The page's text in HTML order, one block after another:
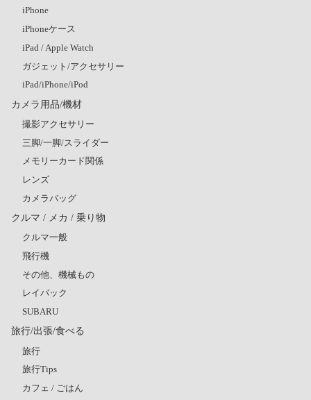
iPhone
iPhoneケース
iPad / Apple Watch
ガジェット/アクセサリー
iPad/iPhone/iPod
カメラ用品/機材
撮影アクセサリー
三脚/一脚/スライダー
メモリーカード関係
レンズ
カメラバッグ
クルマ / メカ / 乗り物
クルマ一般
飛行機
その他、機械もの
レイバック
SUBARU
旅行/出張/食べる
旅行
旅行Tips
カフェ / ごはん